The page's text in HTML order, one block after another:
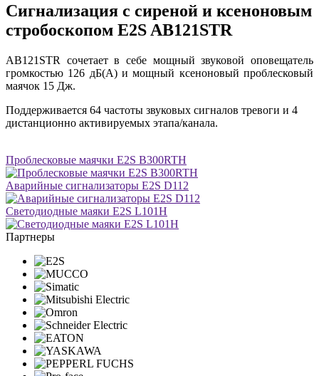
Сигнализация с сиреной и ксеноновым
стробоскопом E2S AB121STR
AB121STR сочетает в себе мощный звуковой оповещатель
громкостью 126 дБ(A) и мощный ксеноновый проблесковый
маячок 15 Дж.
Поддерживается 64 частоты звуковых сигналов тревоги и 4
дистанционно активируемых этапа/канала.
Проблесковые маячки E2S B300RTH
Аварийные сигнализаторы E2S D112
Светодиодные маяки E2S L101H
Партнеры